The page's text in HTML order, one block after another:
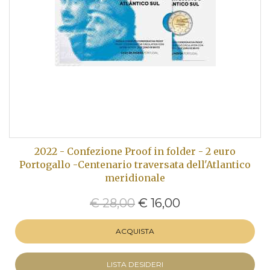
2022 - Confezione Proof in folder - 2 euro
Portogallo -Centenario traversata dell'Atlantico
meridionale
€ 28,00 € 16,00
ACQUISTA
LISTA DESIDERI